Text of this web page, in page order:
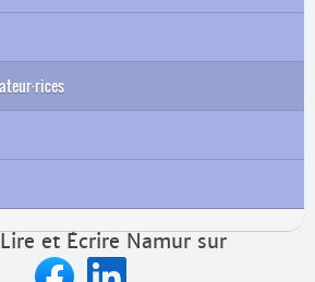
·rices
et Écrire Namur sur